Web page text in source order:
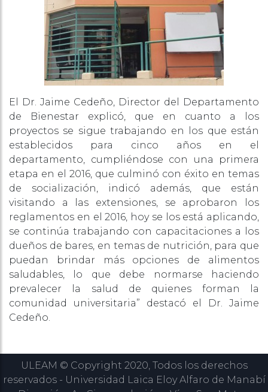
El Dr. Jaime Cedeño, Director del Departamento
de Bienestar explicó, que en cuanto a los
proyectos se sigue trabajando en los que están
establecidos para cinco años en el
departamento, cumpliéndose con una primera
etapa en el 2016, que culminó con éxito en temas
de socialización, indicó además, que están
visitando a las extensiones, se aprobaron los
reglamentos en el 2016, hoy se los está aplicando,
se continúa trabajando con capacitaciones a los
dueños de bares, en temas de nutrición, para que
puedan brindar más opciones de alimentos
saludables, lo que debe normarse haciendo
prevalecer la salud de quienes forman la
comunidad universitaria” destacó el Dr. Jaime
Cedeño.
ULEAM © Copyright 2020, Todos los derechos
reservados - Universidad Laica Eloy Alfaro de Manabí